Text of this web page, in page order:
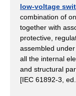
low-voltage
combination of
together with
protective,
assembled
all the internal
and structural
[IEC 61892-3,